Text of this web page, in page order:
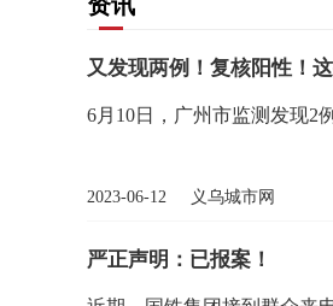
又发现两例！复核阳性！
6月10日，广州市监测发现2
2023-06-12 义乌城市网
严正声明：已报案！